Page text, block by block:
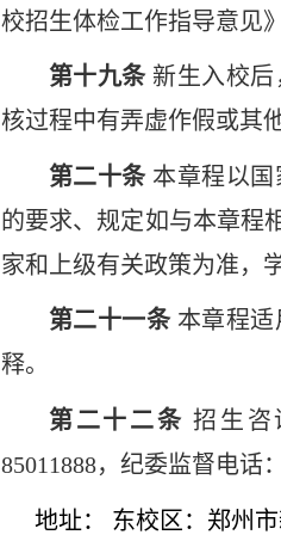
校招生体检工作指导意见
第十九条 新生入校
核过程中有弄虚作假或其
第二十条 本章程以
的要求、规定如与本章程
家和上级有关政策为准，
第二十一条 本章程
释。
第二十二条 招生咨
85011888，纪委监督电话
地址： 东校区：郑州